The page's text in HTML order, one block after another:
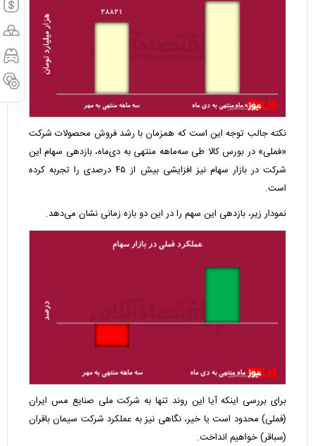
نکته جالب توجه این است که همزمان با رشد فروش محصولات شرکت
«فملی» در بورس کالا طی سه‌ماهه منتهی به دی‌ماه، بازدهی سهام این
شرکت در بازار سهام نیز افزایشی بیش از ۴۵ درصدی را تجربه کرده
است.
نمودار زیر، بازدهی این سهم را در این دو بازه زمانی نشان می‌دهد.
برای بررسی اینکه آیا این روند تنها به شرکت ملی صنایع مس ایران
(فملی) محدود است یا خیر، نگاهی نیز به عملکرد شرکت سیمان باقران
(سباقر) خواهیم انداخت.